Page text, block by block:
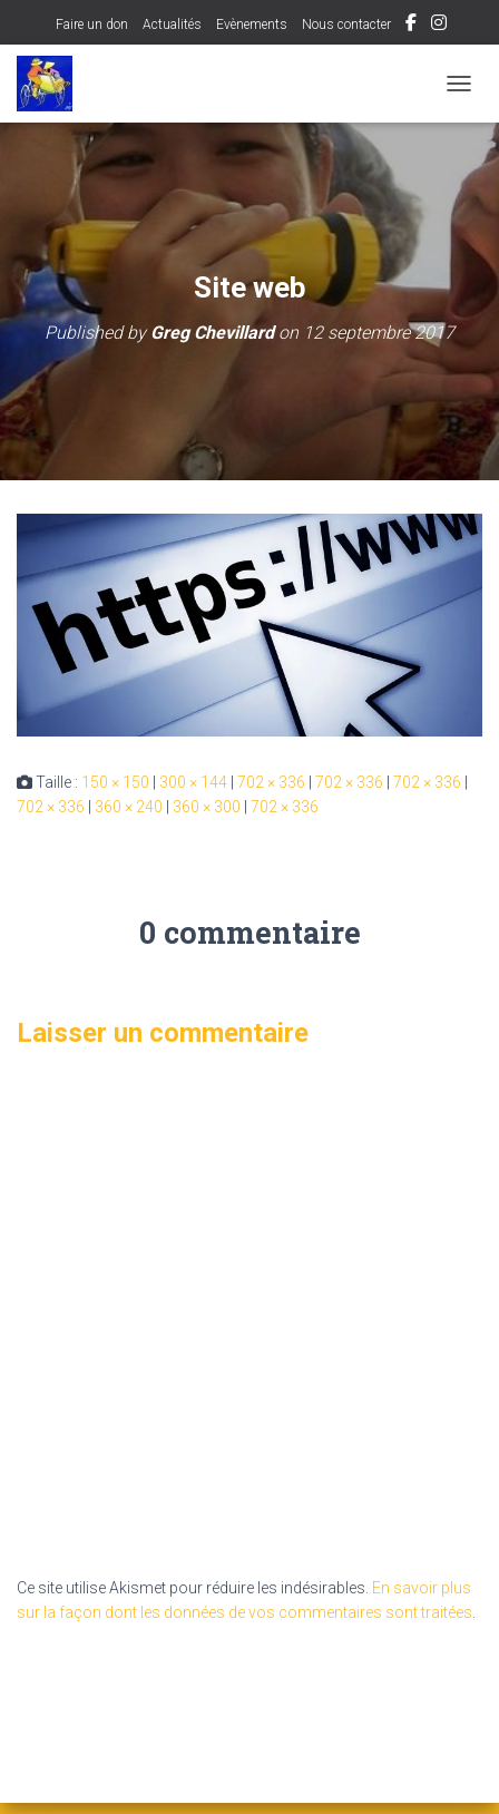
Faire un don Actualités Evènements Nous contacter
Site web
Published byGreg Chevillardon 12 septembre 2017
Taille : 150 × 150 300 × 144 702 × 336 702 × 336 702 × 336
702 × 336
360 × 240 360 × 300 702 × 336
0 commentaire
Laisser un commentaire
Ce site utilise Akismet pour réduire les indésirables. En savoir plus
sur la façon dont les données de vos commentaires sont traitées